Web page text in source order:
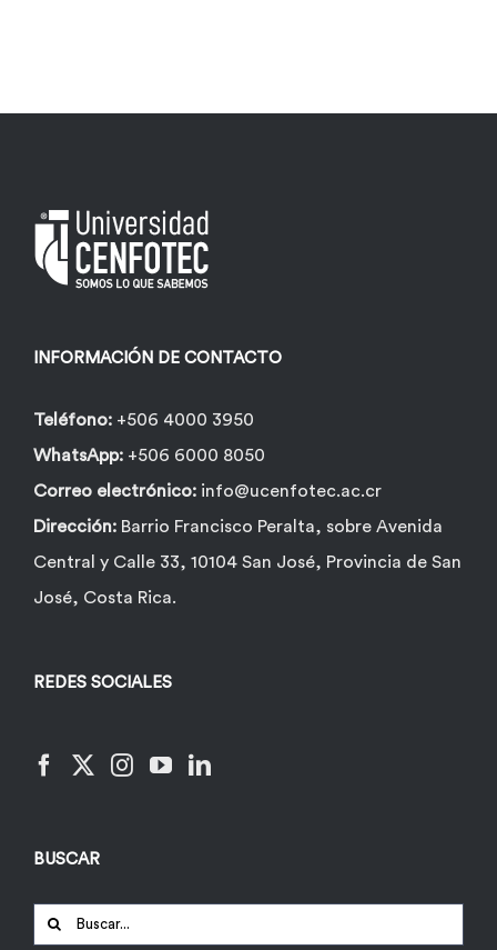
INFORMACIÓN DE CONTACTO
Teléfono: +506 4000 3950
WhatsApp: +506 6000 8050
Correo electrónico: info@ucenfotec.ac.cr
Dirección: Barrio Francisco Peralta, sobre Avenida
Central y Calle 33, 10104 San José, Provincia de San
José, Costa Rica.
REDES SOCIALES
BUSCAR
Buscar: